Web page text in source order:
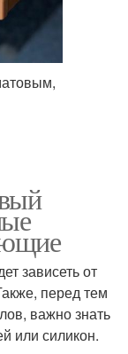
зависеть от
перед тем
важно знать
или силикон.